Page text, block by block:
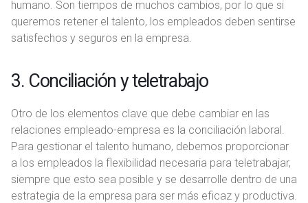
humano. Son tiempos de muchos cambios, por lo que si
queremos retener el talento, los empleados deben sentirse
satisfechos y seguros en la empresa.
3. Conciliación y teletrabajo
Otro de los elementos clave que debe cambiar en las
relaciones empleado-empresa es la conciliación laboral.
Para gestionar el talento humano, debemos proporcionar
a los empleados la flexibilidad necesaria para teletrabajar,
siempre que esto sea posible y se desarrolle dentro de una
estrategia de la empresa para ser más eficaz y productiva.